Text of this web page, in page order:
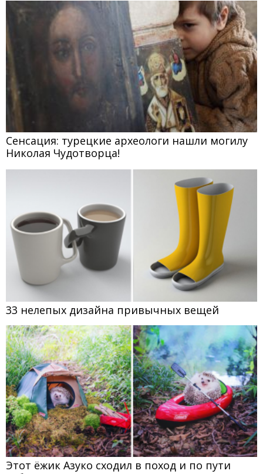
Сенсация: турецкие археологи нашли могилу
Николая Чудотворца!
33 нелепых дизайна привычных вещей
Этот ёжик Азуко сходил в поход и по пути